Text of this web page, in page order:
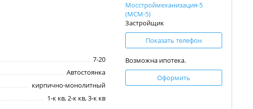
7-20
Автостоянка
кирпично-монолитный
1-к кв, 2-к кв, 3-к кв
Мосстроймеханизация-5
(МСМ-5)
Застройщик
Показать телефон
Возможна ипотека.
Оформить